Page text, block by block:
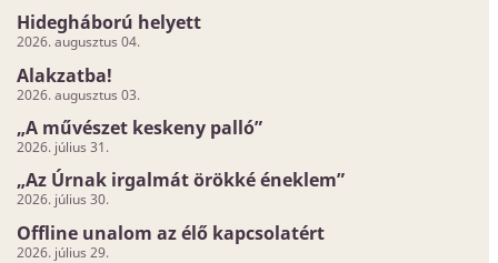
Hidegháború helyett
2026. augusztus 04.
Alakzatba!
2026. augusztus 03.
„A művészet keskeny palló”
2026. július 31.
„Az Úrnak irgalmát örökké éneklem”
2026. július 30.
Offline unalom az élő kapcsolatért
2026. július 29.